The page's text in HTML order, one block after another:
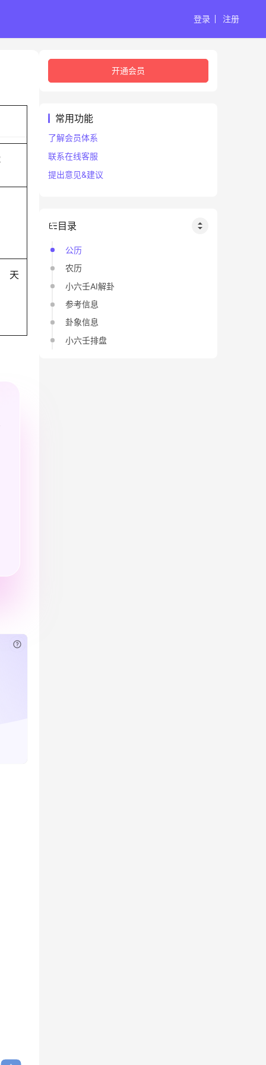
登录 注册
天
开通会员
常用功能
了解会员体系
联系在线客服
提出意见&建议
目录
公历
农历
小六壬AI解卦
参考信息
卦象信息
小六壬排盘